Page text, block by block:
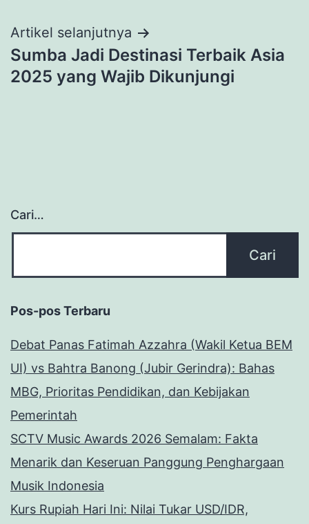
Artikel selanjutnya
Sumba Jadi Destinasi Terbaik Asia
2025 yang Wajib Dikunjungi
Cari…
Pos-pos Terbaru
Debat Panas Fatimah Azzahra (Wakil Ketua BEM
UI) vs Bahtra Banong (Jubir Gerindra): Bahas
MBG, Prioritas Pendidikan, dan Kebijakan
Pemerintah
SCTV Music Awards 2026 Semalam: Fakta
Menarik dan Keseruan Panggung Penghargaan
Musik Indonesia
Kurs Rupiah Hari Ini: Nilai Tukar USD/IDR,